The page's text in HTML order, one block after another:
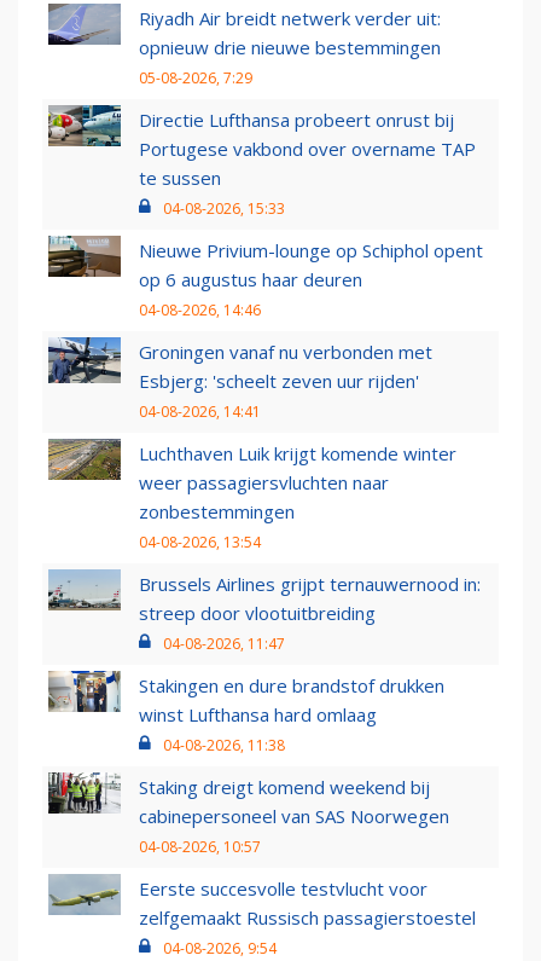
Riyadh Air breidt netwerk verder uit:
opnieuw drie nieuwe bestemmingen
05-08-2026, 7:29
Directie Lufthansa probeert onrust bij
Portugese vakbond over overname TAP
te sussen
04-08-2026, 15:33
Nieuwe Privium-lounge op Schiphol opent
op 6 augustus haar deuren
04-08-2026, 14:46
Groningen vanaf nu verbonden met
Esbjerg: 'scheelt zeven uur rijden'
04-08-2026, 14:41
Luchthaven Luik krijgt komende winter
weer passagiersvluchten naar
zonbestemmingen
04-08-2026, 13:54
Brussels Airlines grijpt ternauwernood in:
streep door vlootuitbreiding
04-08-2026, 11:47
Stakingen en dure brandstof drukken
winst Lufthansa hard omlaag
04-08-2026, 11:38
Staking dreigt komend weekend bij
cabinepersoneel van SAS Noorwegen
04-08-2026, 10:57
Eerste succesvolle testvlucht voor
zelfgemaakt Russisch passagierstoestel
04-08-2026, 9:54